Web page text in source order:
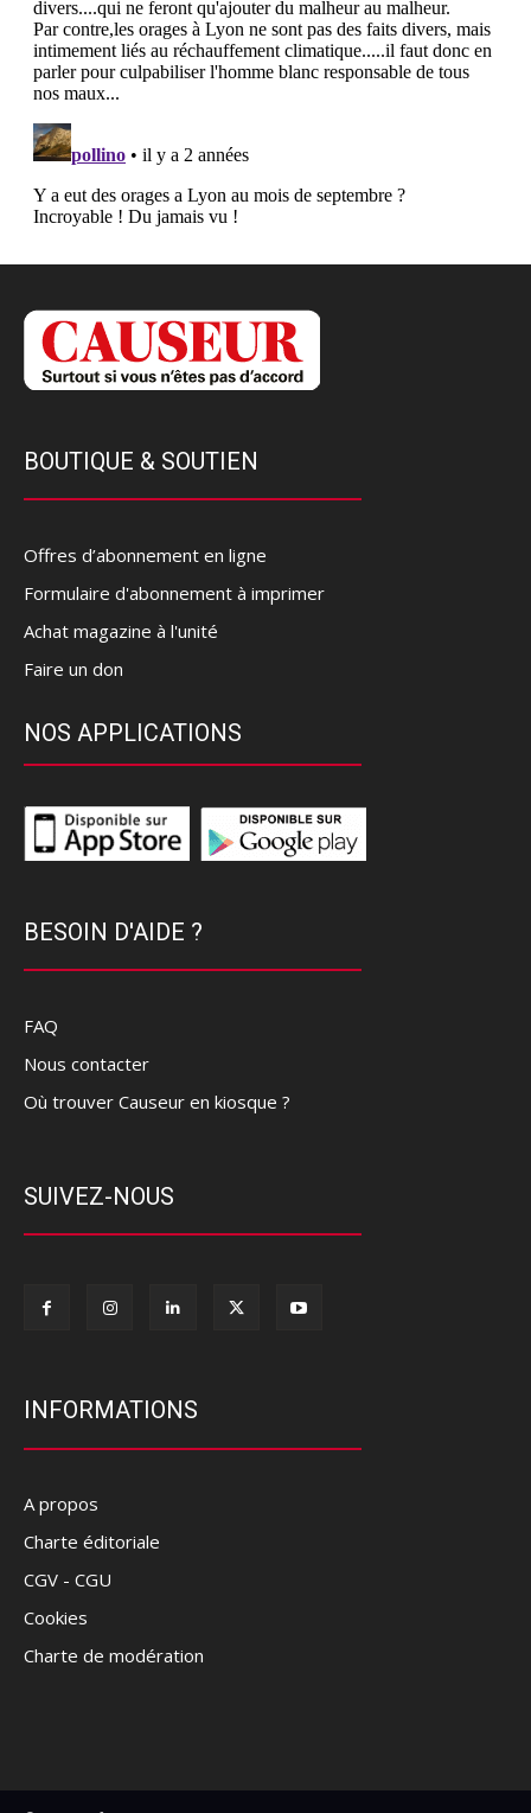
BOUTIQUE & SOUTIEN
Offres d’abonnement en ligne
Formulaire d'abonnement à imprimer
Achat magazine à l'unité
Faire un don
NOS APPLICATIONS
BESOIN D'AIDE ?
FAQ
Nous contacter
Où trouver Causeur en kiosque ?
SUIVEZ-NOUS
INFORMATIONS
A propos
Charte éditoriale
CGV - CGU
Cookies
Charte de modération